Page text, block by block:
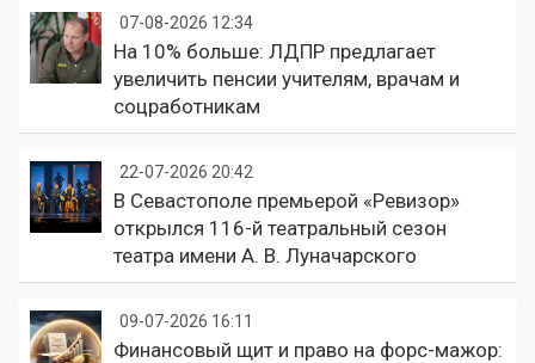
07-08-2026 12:34
На 10% больше: ЛДПР предлагает
увеличить пенсии учителям, врачам и
соцработникам
22-07-2026 20:42
В Севастополе премьерой «Ревизор»
открылся 116-й театральный сезон
театра имени А. В. Луначарского
09-07-2026 16:11
Финансовый щит и право на форс-мажор: